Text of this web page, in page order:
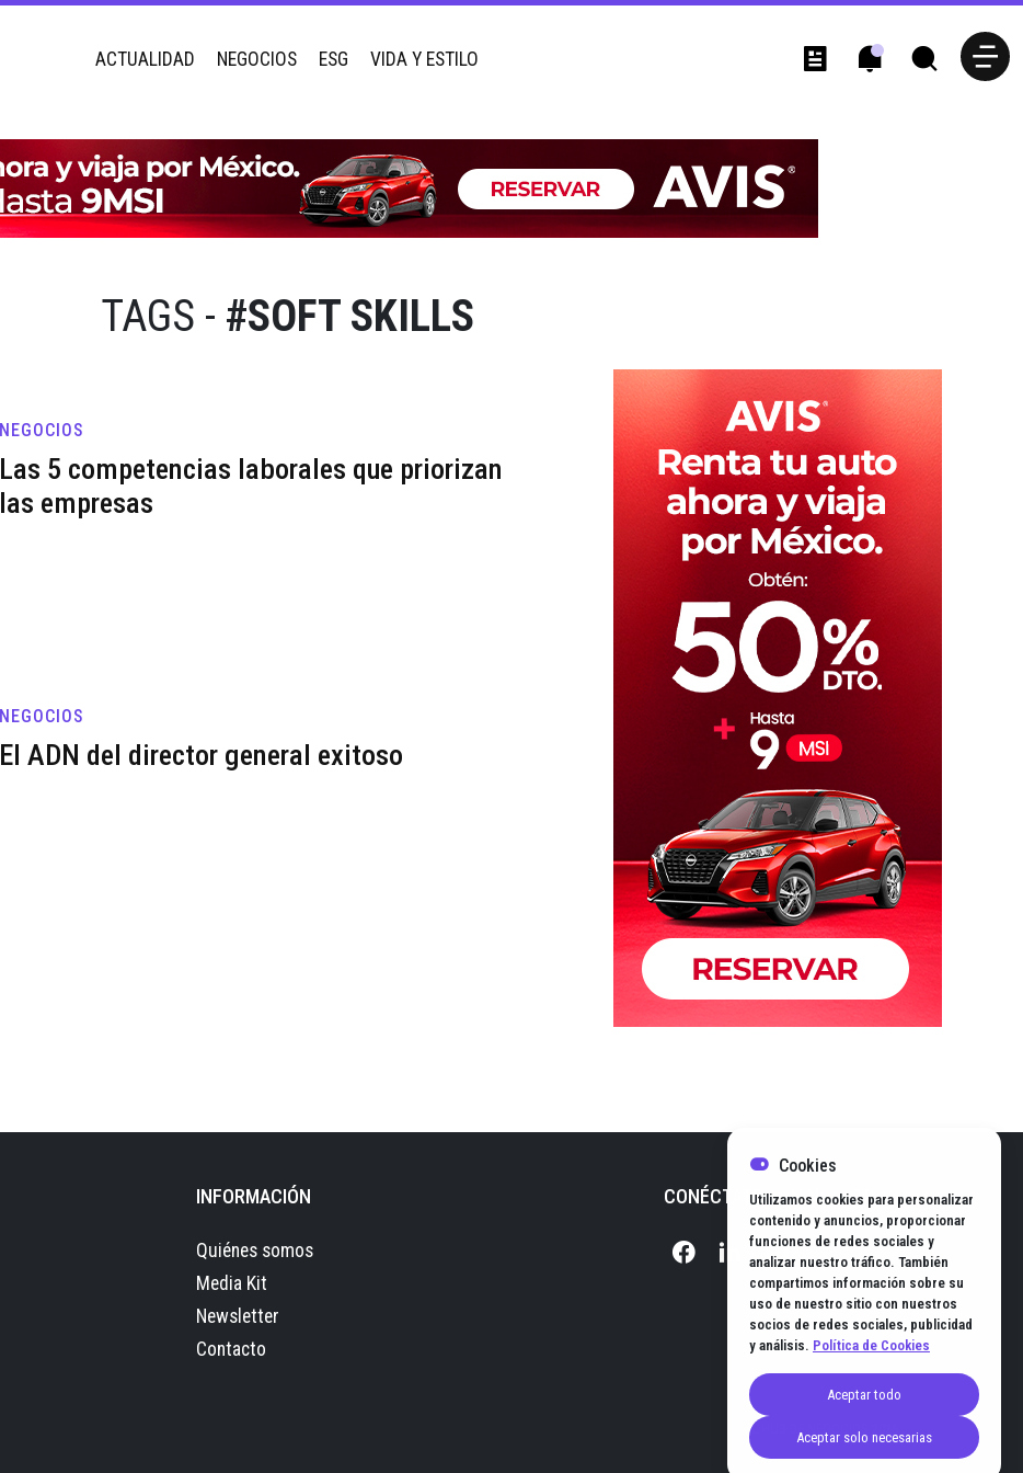
ACTUALIDAD NEGOCIOS ESG VIDA Y ESTILO
TAGS - #SOFT SKILLS
NEGOCIOS
Las 5 competencias laborales que priorizan
las empresas
NEGOCIOS
El ADN del director general exitoso
INFORMACIÓN
Quiénes somos
Media Kit
Newsletter
Contacto
CONÉCTATE CON NOSOTROS
© EL HUB DE NEGOCIOS 2026
Cookies
Utilizamos cookies para personalizar
contenido y anuncios, proporcionar
funciones de redes sociales y
analizar nuestro tráfico. También
compartimos información sobre su
uso de nuestro sitio con nuestros
socios de redes sociales, publicidad
y análisis. Política de Cookies
Aceptar todo
Aceptar solo necesarias